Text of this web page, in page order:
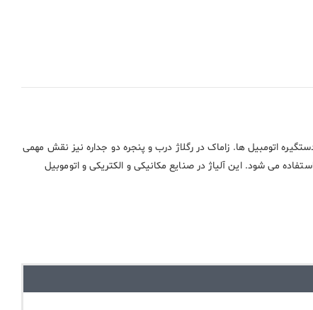
اتومبیل ها. زاماک در رگلاژ درب و پنجره دو جداره نیز نقش مهمی
می شود. این آلیاژ در صنایع مکانیکی و الکتریکی و اتوموبیل